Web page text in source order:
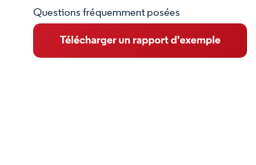
VUE D’ENSEMBLE DU MARCHÉ
Principales tendances du marché
Questions fréquemment posées